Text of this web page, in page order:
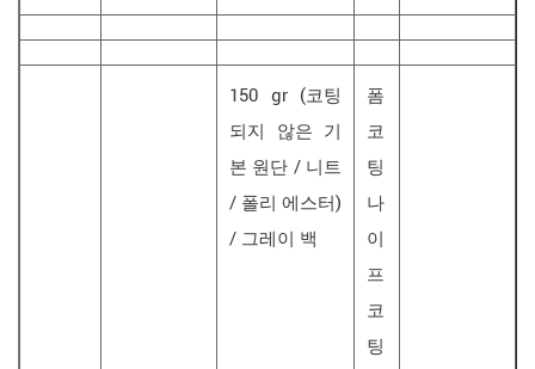
150 gr (코팅
되지 않은 기
본 원단 / 니트
/ 폴리 에스터)
/ 그레이 백
폼
코
팅
나
이
프
코
팅